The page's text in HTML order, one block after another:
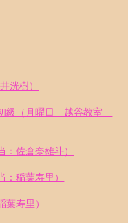
洸樹）
級（月曜日 越谷教室
佐倉奈雄斗）
稲葉寿里）
寿里）